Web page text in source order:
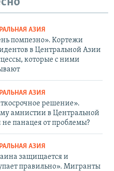
АЗИЯ
помпезно». Кортежи
в Центральной Азии
которые с ними
АЗИЯ
решение».
амнистии в Центральной
панацея от проблемы?
АЗИЯ
защищается и
правильно». Мигранты